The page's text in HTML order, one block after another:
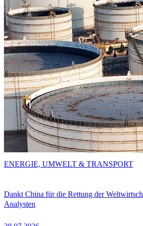
Dankt China für die Rettung der
Analysten
ENERGIE, UMWELT & TRANSPORT